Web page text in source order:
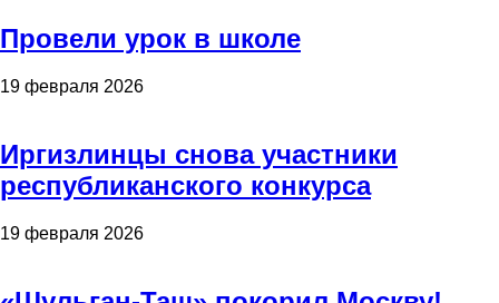
Провели урок в школе
19 февраля 2026
Иргизлинцы снова участники
республиканского конкурса
19 февраля 2026